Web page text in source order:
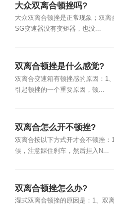
大众双离合顿挫吗?
大众双离合顿挫是正常现象；双离
SG变速器没有变矩器，也没...
双离合顿挫是什么感觉?
双离合变速箱有顿挫感的原因：1
引起顿挫的一个重要原因，顿...
双离合怎么开不顿挫?
双离合按以下方式开才会不顿挫：
候，注意踩住刹车，然后挂入N...
双离合顿挫怎么办?
湿式双离合顿挫的原因是：1、双